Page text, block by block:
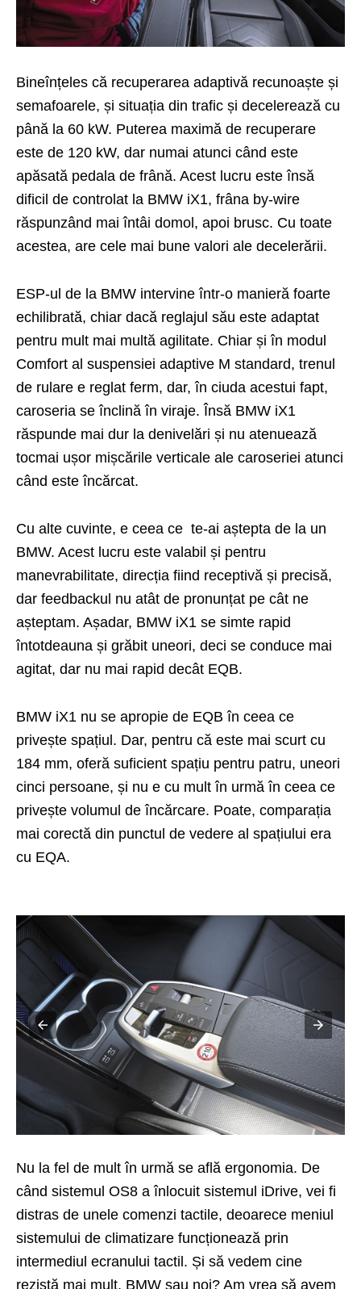
Bineînțeles că recuperarea adaptivă recunoaște și
semafoarele, și situația din trafic și decelerează cu
până la 60 kW. Puterea maximă de recuperare
este de 120 kW, dar numai atunci când este
apăsată pedala de frână. Acest lucru este însă
dificil de controlat la BMW iX1, frâna by-wire
răspunzând mai întâi domol, apoi brusc. Cu toate
acestea, are cele mai bune valori ale decelerării.
ESP-ul de la BMW intervine într-o manieră foarte
echilibrată, chiar dacă reglajul său este adaptat
pentru mult mai multă agilitate. Chiar și în modul
Comfort al suspensiei adaptive M standard, trenul
de rulare e reglat ferm, dar, în ciuda acestui fapt,
caroseria se înclină în viraje. Însă BMW iX1
răspunde mai dur la denivelări și nu atenuează
tocmai ușor mișcările verticale ale caroseriei atunci
când este încărcat.
Cu alte cuvinte, e ceea ce te-ai aștepta de la un
BMW. Acest lucru este valabil și pentru
manevrabilitate, direcția fiind receptivă și precisă,
dar feedbackul nu atât de pronunțat pe cât ne
așteptam. Așadar, BMW iX1 se simte rapid
întotdeauna și grăbit uneori, deci se conduce mai
agitat, dar nu mai rapid decât EQB.
BMW iX1 nu se apropie de EQB în ceea ce
privește spațiul. Dar, pentru că este mai scurt cu
184 mm, oferă suficient spațiu pentru patru, uneori
cinci persoane, și nu e cu mult în urmă în ceea ce
privește volumul de încărcare. Poate, comparația
mai corectă din punctul de vedere al spațiului era
cu EQA.
Nu la fel de mult în urmă se află ergonomia. De
când sistemul OS8 a înlocuit sistemul iDrive, vei fi
distras de unele comenzi tactile, deoarece meniul
sistemului de climatizare funcționează prin
intermediul ecranului tactil. Și să vedem cine
rezistă mai mult, BMW sau noi? Am vrea să avem